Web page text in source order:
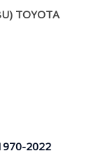
TOYOTA
2022